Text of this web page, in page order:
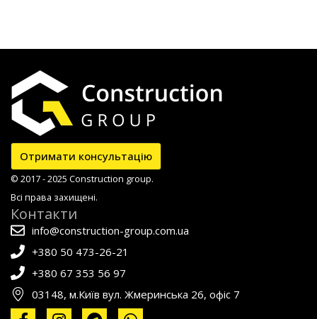
Отримати консультацію
© 2017 - 2025 Construction group.
Всі права захищені.
Контакти
info@construction-group.com.ua
+380 50 473-26-21
+380 67 353 56 97
03148, м.Київ вул. Жмеринська 26, офіс 7